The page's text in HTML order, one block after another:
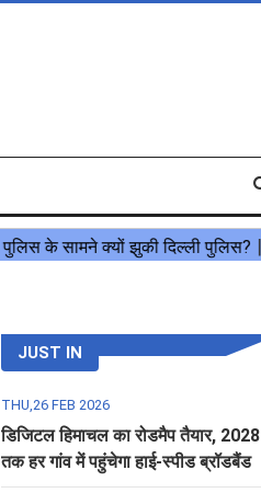
JUST IN
THU,26 FEB 2026
डिजिटल हिमाचल का रोडमैप तैयार, 2028
तक हर गांव में पहुंचेगा हाई-स्पीड ब्रॉडबैंड